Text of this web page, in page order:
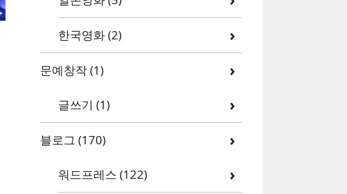
한국영화(2)
문예창작(1)
글쓰기 (1)
블로그 (170)
워드프레스 (122)